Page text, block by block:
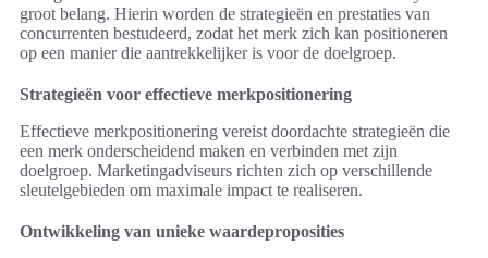
groot belang. Hierin worden de strategieën en prestaties van
concurrenten bestudeerd, zodat het merk zich kan positioneren
op een manier die aantrekkelijker is voor de doelgroep.
Strategieën voor effectieve merkpositionering
Effectieve merkpositionering vereist doordachte strategieën die
een merk onderscheidend maken en verbinden met zijn
doelgroep. Marketingadviseurs richten zich op verschillende
sleutelgebieden om maximale impact te realiseren.
Ontwikkeling van unieke waardeproposities